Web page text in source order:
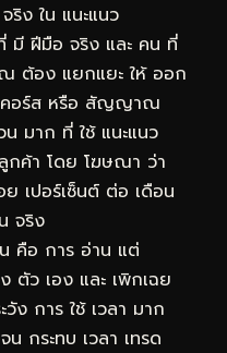
ง ใน แนะแนว
มี ฝีมือ จริง และ คน ที่
ต้อง แยกแยะ ให้ ออก
คอร์ส หรือ สัญญาณ
มาก ที่ ใช้ แนะแนว
กค้า โดย โฆษณา ว่า
เปอร์เซ็นต์ ต่อ เดือน
จริง
คือ การ อ่าน แต่
ว เอง และ เพิกเฉย
การ ใช้ เวลา มาก
น กระทบ เวลา เทรด